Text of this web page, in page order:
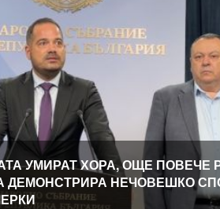
УМИРАТ ХОРА, ОЩЕ ПОВЕЧЕ
ДЕМОНСТРИРА НЕЧОВЕШКО